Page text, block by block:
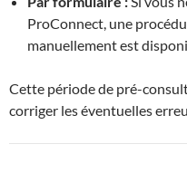
ProConnect, une
manuellement est
Cette période de pré-
corriger les éventuelles